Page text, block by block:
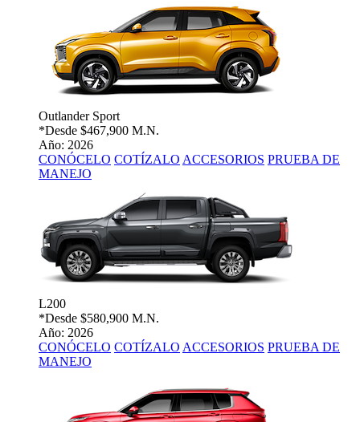
Outlander Sport
*Desde $467,900 M.N.
Año: 2026
CONÓCELO COTÍZALO ACCESORIOS PRUEBA DE
MANEJO
L200
*Desde $580,900 M.N.
Año: 2026
CONÓCELO COTÍZALO ACCESORIOS PRUEBA DE
MANEJO